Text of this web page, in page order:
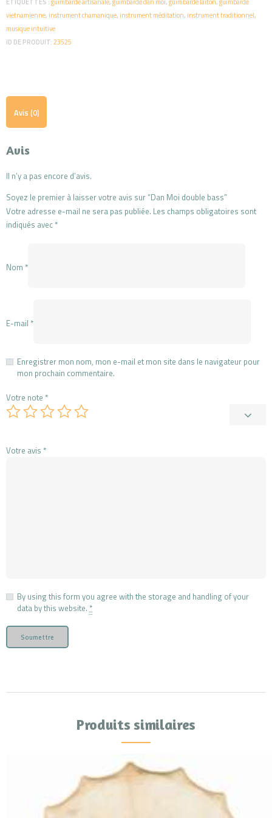
t
vietnamienne, instrument chamanique, instrument méditation, instrument traditionnel,
musique intuitive
ID DE PRODUIT:23525
Avis (0)
Avis
Il n’y a pas encore d’avis.
Soyez le premier à laisser votre avis sur “Dan Moi double bass”
Votre adresse e-mail ne sera pas publiée. Les champs obligatoires sont
indiqués avec *
Nom *
E-mail *
Enregistrer mon nom, mon e-mail et mon site dans le navigateur pour
mon prochain commentaire.
Votre note *
Votre avis *
By using this form you agree with the storage and handling of your
data by this website. *
t
Produits similaires